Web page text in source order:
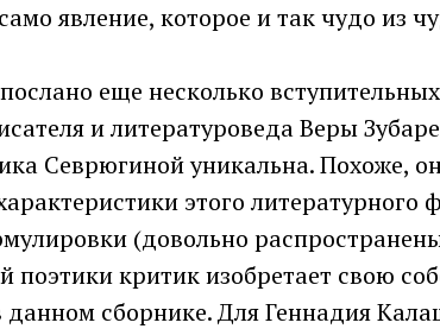
явление, которое и так чудо из
еще несколько
и литературоведа Веры
Севрюгиной уникальна. Похоже,
этого
(довольно
поэтики критик изобретает свою
сборнике. Для Геннадия